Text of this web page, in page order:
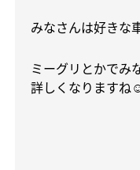
みなさんは好きな
ミーグリとかでみ
詳しくなりますね